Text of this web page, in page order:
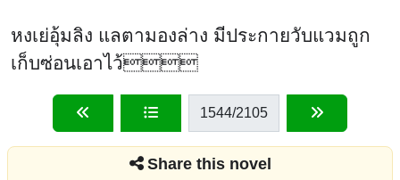
หงเย่อุ้มลิง แลตามองล่าง มีประกายวับแวมถูก
เก็บซ่อนเอาไว้
1544/2105
Share this novel